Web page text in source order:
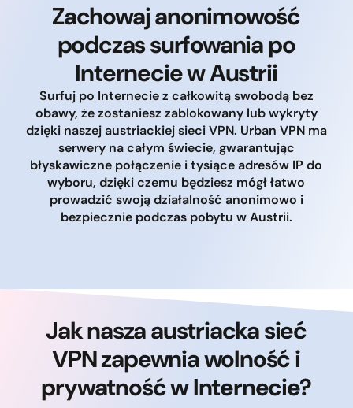
Zachowaj anonimowość
podczas surfowania po
Internecie w Austrii
Surfuj po Internecie z całkowitą swobodą bez
obawy, że zostaniesz zablokowany lub wykryty
dzięki naszej austriackiej sieci VPN. Urban VPN ma
serwery na całym świecie, gwarantując
błyskawiczne połączenie i tysiące adresów IP do
wyboru, dzięki czemu będziesz mógł łatwo
prowadzić swoją działalność anonimowo i
bezpiecznie podczas pobytu w Austrii.
Jak nasza austriacka sieć
VPN zapewnia wolność i
prywatność w Internecie?